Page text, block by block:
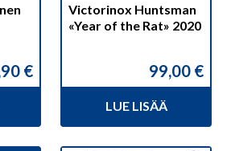
€
Victorinox Huntsman
«Year of the Rat» 2020
99,00 €
LUE LISÄÄ